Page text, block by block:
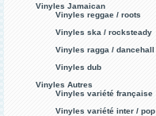
Vinyles Jamaican
Vinyles reggae / roots
Vinyles ska / rocksteady
Vinyles ragga / dancehall
Vinyles dub
Vinyles Autres
Vinyles variété française
Vinyles variété inter / pop